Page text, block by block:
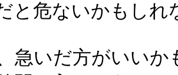
と危ないかもしれ
急いだ方がいい